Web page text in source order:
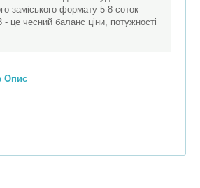
заміського формату 5-8 соток
- це чесний баланс ціни, потужності
Опис